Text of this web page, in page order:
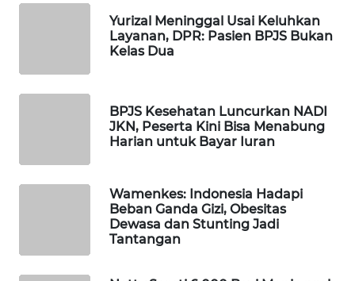
Yurizal Meninggal Usai Keluhkan
Layanan, DPR: Pasien BPJS Bukan
Kelas Dua
BPJS Kesehatan Luncurkan NADI
JKN, Peserta Kini Bisa Menabung
Harian untuk Bayar Iuran
Wamenkes: Indonesia Hadapi
Beban Ganda Gizi, Obesitas
Dewasa dan Stunting Jadi
Tantangan
WAHANANEWS
WAHANA
PERSONA